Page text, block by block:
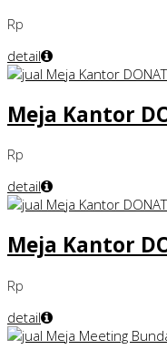
Rp
detail
Meja Kantor
Rp
detail
Meja Kantor
Rp
detail